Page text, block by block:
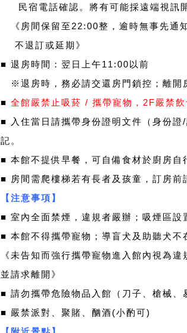
民宿電話確認。將有可能採遠端視訊開
《房間保留至22:00整，逾時無事先通
不退訂或延期》
■ 退房時間：翌日上午11:00以前
※ 退房時，務必請交還房門鎖控；離開
■ 全館嚴禁止吸菸 / 攜帶寵物，2F嚴禁飲
■ 入住當日請攜帶身份證明文件（身份
記。
■ 本館不提供早餐，可自備食材於廚房自
■ 房間需爬樓梯若有長者及 孩童，訂房前
【注意事項】
■ 室內全面禁煙，違規者嚴辦；吸煙區設
■ 本館不得攜帶寵物；導盲犬及助聽犬不
《未告知而強行攜帶寵物進 入館內視為違
並請求離開》
■ 請勿攜帶危險物品入館（刀子、槍械、
■ 嚴禁派對、聚賭、酗酒(小酌可)